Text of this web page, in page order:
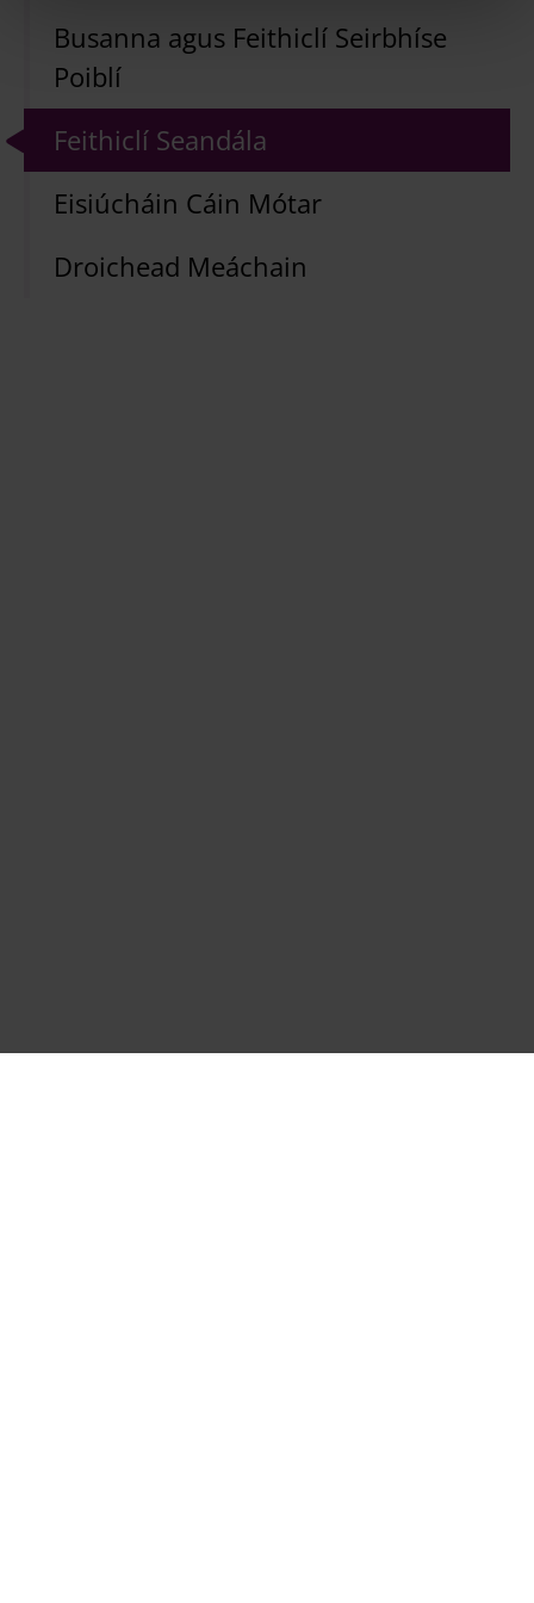
Busanna agus Feithiclí Seirbhíse
Poiblí
Feithiclí Seandála
Eisiúcháin Cáin Mótar
Droichead Meáchain